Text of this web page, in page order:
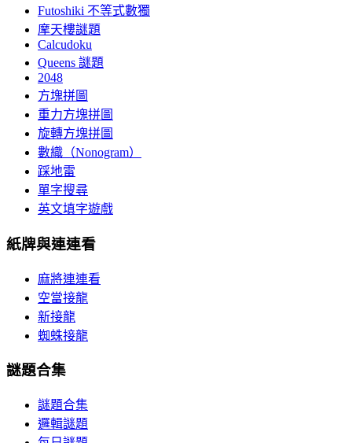
Futoshiki 不等式數獨
摩天樓謎題
Calcudoku
Queens 謎題
2048
方塊拼圖
重力方塊拼圖
旋轉方塊拼圖
數織（Nonogram）
踩地雷
單字搜尋
英文填字遊戲
紙牌與連連看
麻將連連看
空當接龍
新接龍
蜘蛛接龍
謎題合集
謎題合集
邏輯謎題